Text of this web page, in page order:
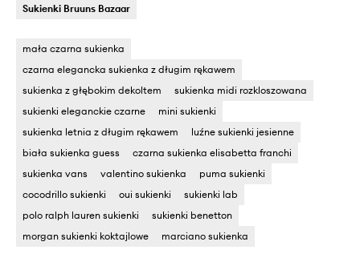
Sukienki Bruuns Bazaar
mała czarna sukienka
czarna elegancka sukienka z długim rękawem
sukienka z głębokim dekoltem
sukienka midi rozkloszowana
sukienki eleganckie czarne
mini sukienki
sukienka letnia z długim rękawem
luźne sukienki jesienne
biała sukienka guess
czarna sukienka elisabetta franchi
sukienka vans
valentino sukienka
puma sukienki
cocodrillo sukienki
oui sukienki
sukienki lab
polo ralph lauren sukienki
sukienki benetton
morgan sukienki koktajlowe
marciano sukienka